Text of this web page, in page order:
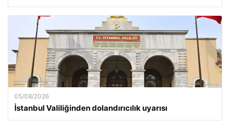
05/08/2026
İstanbul Valiliğinden dolandırıcılık uyarısı